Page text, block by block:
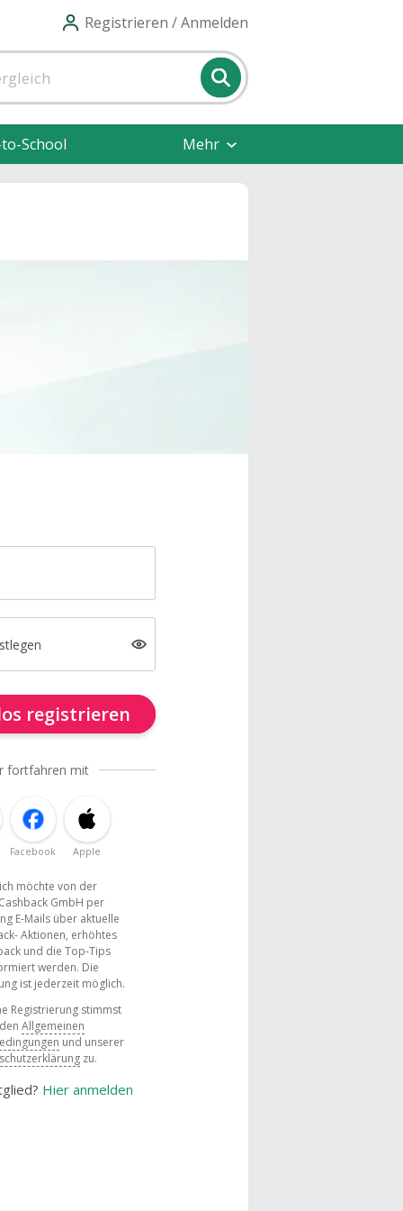
Registrieren / Anmelden
School Mehr
registrieren
fortfahren mit
Facebook Apple
ich möchte von der
GmbH per
E-Mails über aktuelle
Aktionen, erhöhtes
und die Top-Tips
werden. Die
ist jederzeit möglich.
Registrierung stimmst
Allgemeinen
und unserer
zu.
Hier anmelden